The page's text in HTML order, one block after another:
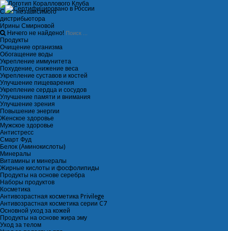
Сайт независимого
дистрибьютора
Ирины Смирновой
Ничего не найдено!
Продукты
Очищение организма
Обогащение воды
Укрепление иммунитета
Похудение, снижение веса
Укрепление суставов и костей
Улучшение пищеварения
Укрепление сердца и сосудов
Улучшение памяти и внимания
Улучшение зрения
Повышение энергии
Женское здоровье
Мужское здоровье
Антистресс
Смарт Фуд
Белок (Аминокислоты)
Минералы
Витамины и минералы
Жирные кислоты и фосфолипиды
Продукты на основе серебра
Наборы продуктов
Косметика
Антивозрастная косметика Privilege
Антивозрастная косметика серии C7
Основной уход за кожей
Продукты на основе жира эму
Уход за телом